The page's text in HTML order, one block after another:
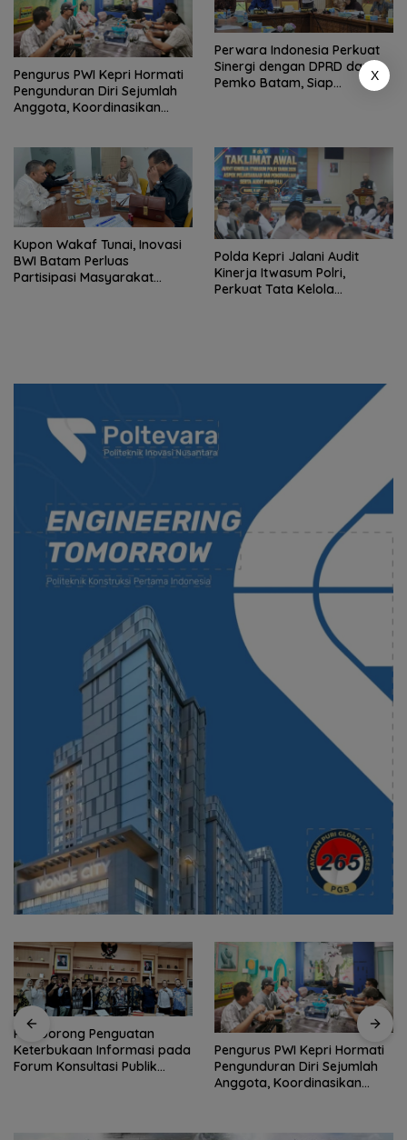
Pengurus PWI Kepri Hormati
Pengunduran Diri Sejumlah
Anggota, Koordinasikan
Perwara Indonesia Perkuat
Sinergi dengan DPRD dan
Pemko Batam, Siap
Kupon Wakaf Tunai, Inovasi
BWI Batam Perluas
Partisipasi Masyarakat
Polda Kepri Jalani Audit
Kinerja Itwasum Polri,
Perkuat Tata Kelola
Pengurus PWI Kepri Hormati
Pengunduran Diri Sejumlah
Perwara Indonesia Perkuat
Pemko Batam, Siap
Berkontribusi untuk
Pembangunan Daerah
X